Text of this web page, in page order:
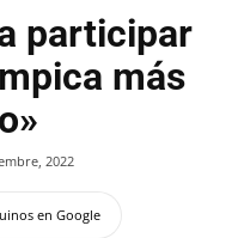
participar
más
2022
en Google